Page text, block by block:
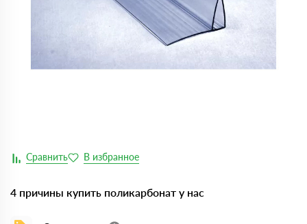
4 причины купить поликарбонат у нас